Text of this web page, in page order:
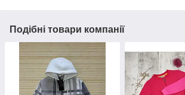
Подібні товари компанії